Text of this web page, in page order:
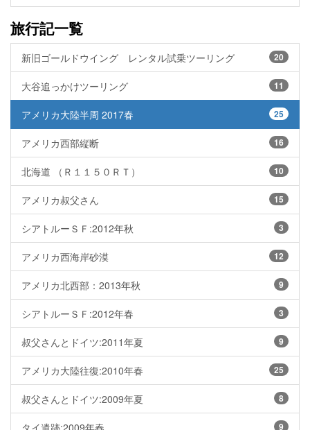
旅行記一覧
新旧ゴールドウイング レンタル試乗ツーリング 20
大谷追っかけツーリング 11
アメリカ大陸半周 2017春 25
アメリカ西部縦断 16
北海道 （Ｒ１１５０ＲＴ） 10
アメリカ叔父さん 15
シアトルーＳＦ:2012年秋 3
アメリカ西海岸砂漠 12
アメリカ北西部：2013年秋 9
シアトルーＳＦ:2012年春 3
叔父さんとドイツ:2011年夏 9
アメリカ大陸往復:2010年春 25
叔父さんとドイツ:2009年夏 8
タイ遺跡:2009年春 9